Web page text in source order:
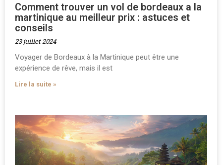
Comment trouver un vol de bordeaux a la
martinique au meilleur prix : astuces et
conseils
23 juillet 2024
Voyager de Bordeaux à la Martinique peut être une
expérience de rêve, mais il est
Lire la suite »